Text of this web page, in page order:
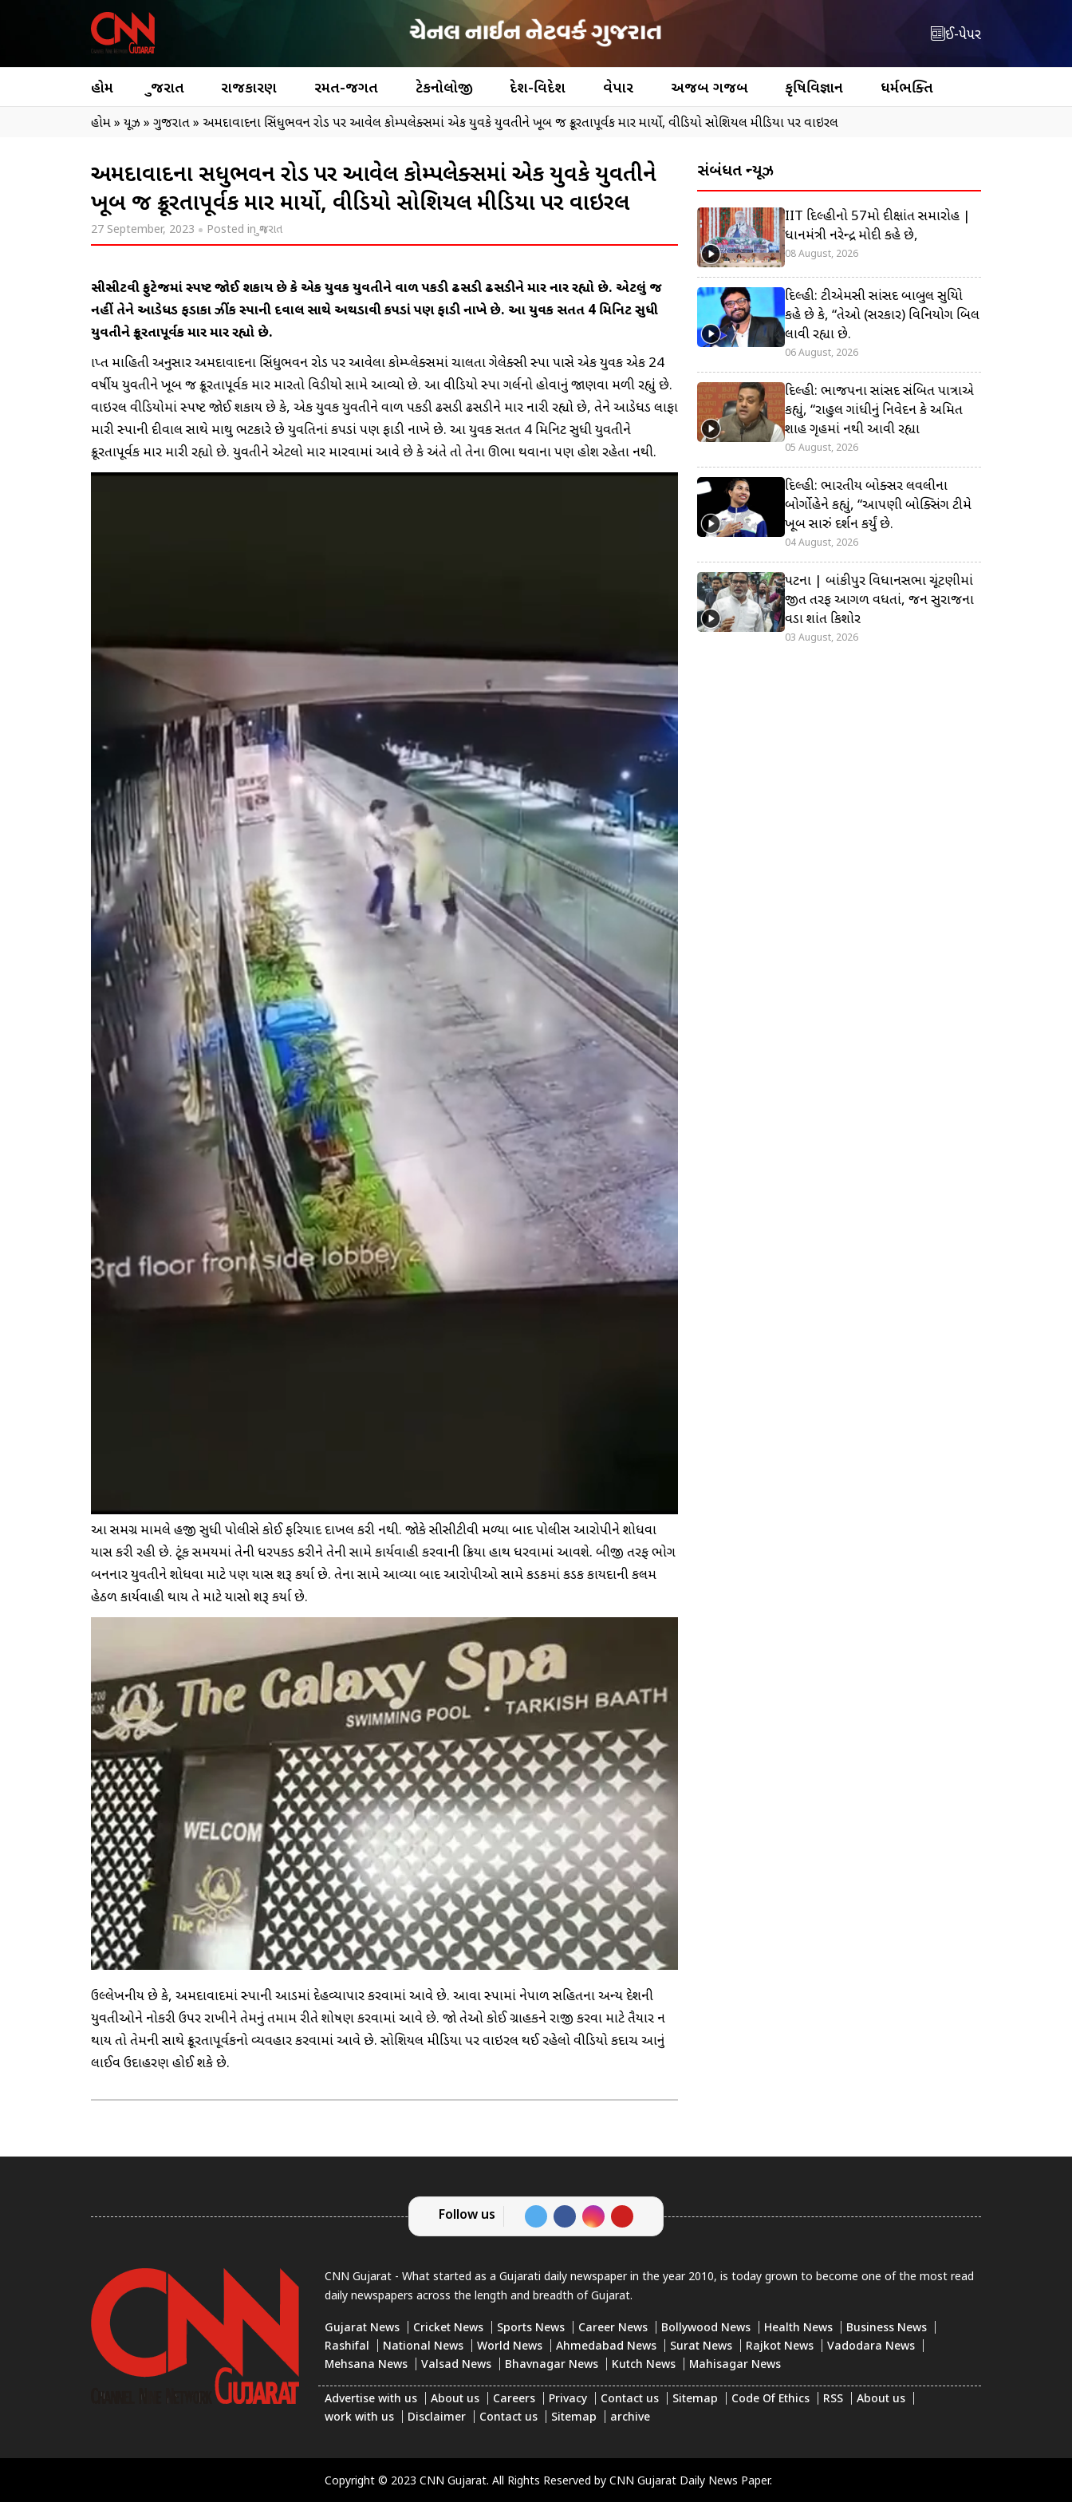
ઈ-પેપર
હોમ ગુજરાત રાજકારણ રમત-જગત ટેકનોલોજી દેશ-વિદેશ વેપાર અજબ ગજબ કૃષિવિજ્ઞાન ધર્મભક્તિ
હોમ» ન્યૂઝ » ગુજરાત» અમદાવાદના સિંધુભવન રોડ પર આવેલ કોમ્પલેક્સમાં એક યુવકે યુવતીને ખૂબ જ ક્રૂરતાપૂર્વક માર માર્યો, વીડિયો સોશિયલ મીડિયા પર વાઇરલ
અમદાવાદના સિંધુભવન રોડ પર આવેલ કોમ્પલેક્સમાં એક યુવકે યુવતીને
ખૂબ જ ક્રૂરતાપૂર્વક માર માર્યો, વીડિયો સોશિયલ મીડિયા પર વાઇરલ
27 September, 2023 Posted inગુજરાત
સીસીટીવી ફુટેજમાં સ્પષ્ટ જોઈ શકાય છે કે એક યુવક યુવતીને વાળ પકડી ઢસડી ઢસડીને માર નારી રહ્યો છે. એટલું જ
નહીં તેને આડેધડ ફડાકા ઝીંકી સ્પાની દીવાલ સાથે અથડાવી કપડાં પણ ફાડી નાખે છે. આ યુવક સતત 4 મિનિટ સુધી
યુવતીને ક્રૂરતાપૂર્વક માર મારી રહ્યો છે.
પ્રાપ્ત માહિતી અનુસાર અમદાવાદના સિંધુભવન રોડ પર આવેલા કોમ્પ્લેક્સમાં ચાલતા ગેલેક્સી સ્પા પાસે એક યુવક એક 24
વર્ષીય યુવતીને ખૂબ જ ક્રૂરતાપૂર્વક માર મારતો વિડીયો સામે આવ્યો છે. આ વીડિયો સ્પા ગર્લનો હોવાનું જાણવા મળી રહ્યું છે.
વાઇરલ વીડિયોમાં સ્પષ્ટ જોઈ શકાય છે કે, એક યુવક યુવતીને વાળ પકડી ઢસડી ઢસડીને માર નારી રહ્યો છે, તેને આડેધડ લાફા
મારી સ્પાની દીવાલ સાથે માથુ ભટકારે છે યુવતિનાં કપડાં પણ ફાડી નાખે છે. આ યુવક સતત 4 મિનિટ સુધી યુવતીને
ક્રૂરતાપૂર્વક માર મારી રહ્યો છે. યુવતીને એટલો માર મારવામાં આવે છે કે અંતે તો તેના ઊભા થવાના પણ હોશ રહેતા નથી.
આ સમગ્ર મામલે હજી સુધી પોલીસે કોઈ ફરિયાદ દાખલ કરી નથી. જોકે સીસીટીવી મળ્યા બાદ પોલીસ આરોપીને શોધવા
પ્રયાસ કરી રહી છે. ટૂંક સમયમાં તેની ધરપકડ કરીને તેની સામે કાર્યવાહી કરવાની પ્રક્રિયા હાથ ધરવામાં આવશે. બીજી તરફ ભોગ
બનનાર યુવતીને શોધવા માટે પણ પ્રયાસ શરૂ કર્યા છે. તેના સામે આવ્યા બાદ આરોપીઓ સામે કડકમાં કડક કાયદાની કલમ
હેઠળ કાર્યવાહી થાય તે માટે પ્રયાસો શરૂ કર્યા છે.
ઉલ્લેખનીય છે કે, અમદાવાદમાં સ્પાની આડમાં દેહવ્યાપાર કરવામાં આવે છે. આવા સ્પામાં નેપાળ સહિતના અન્ય દેશની
યુવતીઓને નોકરી ઉપર રાખીને તેમનું તમામ રીતે શોષણ કરવામાં આવે છે. જો તેઓ કોઈ ગ્રાહકને રાજી કરવા માટે તૈયાર ન
થાય તો તેમની સાથે ક્રૂરતાપૂર્વકનો વ્યવહાર કરવામાં આવે છે. સોશિયલ મીડિયા પર વાઇરલ થઈ રહેલો વીડિયો કદાચ આનું
લાઈવ ઉદાહરણ હોઈ શકે છે.
સંબંધિત ન્યૂઝ
IIT દિલ્હીનો 57મો દીક્ષાંત સમારોહ |
પ્રધાનમંત્રી નરેન્દ્ર મોદી કહે છે,
08 August, 2026
દિલ્હી: ટીએમસી સાંસદ બાબુલ સુપ્રિયો
કહે છે કે, “તેઓ (સરકાર) વિનિયોગ બિલ
લાવી રહ્યા છે.
06 August, 2026
દિલ્હી: ભાજપના સાંસદ સંબિત પાત્રાએ
કહ્યું, “રાહુલ ગાંધીનું નિવેદન કે અમિત
શાહ ગૃહમાં નથી આવી રહ્યા
05 August, 2026
દિલ્હી: ભારતીય બોક્સર લવલીના
બોર્ગોહેને કહ્યું, “આપણી બોક્સિંગ ટીમે
ખૂબ સારું પ્રદર્શન કર્યું છે.
04 August, 2026
પટના | બાંકીપુર વિધાનસભા ચૂંટણીમાં
જીત તરફ આગળ વધતાં, જન સુરાજના
વડા પ્રશાંત કિશોર
03 August, 2026
Follow us
CNN Gujarat - What started as a Gujarati daily newspaper in the year 2010, is today grown to become one of the most read
daily newspapers across the length and breadth of Gujarat.
Gujarat News Cricket News Sports News Career News Bollywood News Health News
Business News
Rashifal
National News World News Ahmedabad News Surat News Rajkot News
Vadodara News
Mehsana News
Valsad News Bhavnagar News Kutch News Mahisagar News
Advertise with us About us Careers Privacy Contact us Sitemap Code Of Ethics RSS
About us
work with us
Disclaimer Contact us Sitemap archive
Copyright © 2023 CNN Gujarat. All Rights Reserved by CNN Gujarat Daily News Paper.